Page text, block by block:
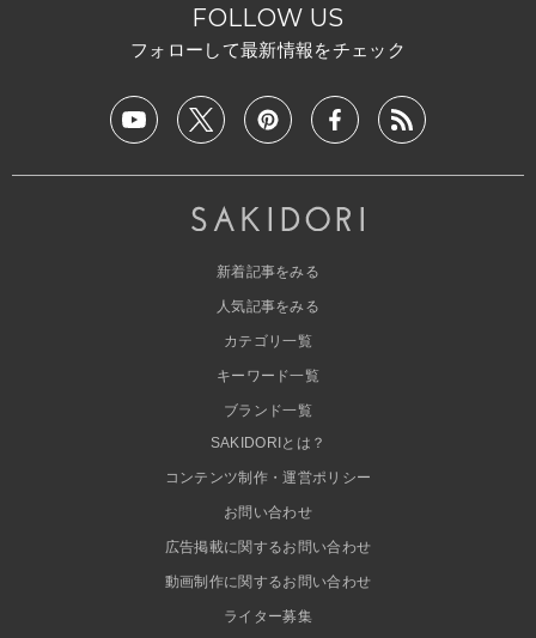
FOLLOW US
フォローして最新情報をチェック
新着記事をみる
人気記事をみる
カテゴリ一覧
キーワード一覧
ブランド一覧
SAKIDORIとは？
コンテンツ制作・運営ポリシー
お問い合わせ
広告掲載に関するお問い合わせ
動画制作に関するお問い合わせ
ライター募集